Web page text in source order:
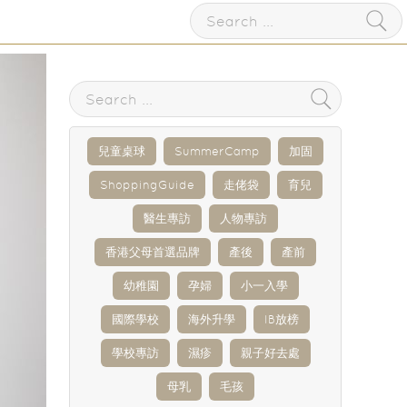
兒童桌球 SummerCamp 加固
ShoppingGuide 走佬袋 育兒
醫生專訪 人物專訪
香港父母首選品牌 產後 產前
幼稚園 孕婦 小一入學
國際學校 海外升學 IB放榜
學校專訪 濕疹 親子好去處
母乳 毛孩